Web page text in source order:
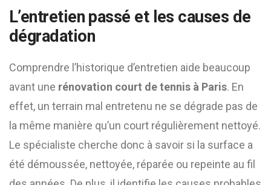
L’entretien passé et les causes de
dégradation
Comprendre l’historique d’entretien aide beaucoup
avant une rénovation court de tennis à Paris. En
effet, un terrain mal entretenu ne se dégrade pas de
la même manière qu’un court régulièrement nettoyé.
Le spécialiste cherche donc à savoir si la surface a
été démoussée, nettoyée, réparée ou repeinte au fil